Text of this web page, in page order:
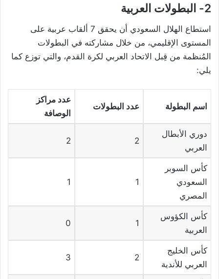
2- البطولات العربية
استطاع الهلال السعودي أن يحقق 7 ألقاب عربية على
المستوى الإقليمي، من خلال مشاركته في البطولات
المُنظمة من قِبل الاتحاد العربي لكرة القدم، والتي توزع كما
يلي:
اسم البطولة عدد البطولات
عدد مراكز
الوصافة
دوري الأبطال
العربي
2
2
كأس السوبر
السعودي
المصري
1
1
كأس الكؤوس
العربية
1
0
كأس الخليج
العربي للأندية
2
3